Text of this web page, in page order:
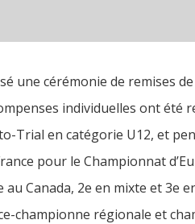
une cérémonie de remises
individuelles ont été
en catégorie U12, et
pour le Championnat
2e en mixte et 3e
championne régionale et